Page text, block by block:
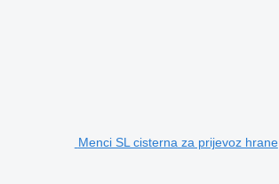
Menci SL cisterna za prijevoz hrane